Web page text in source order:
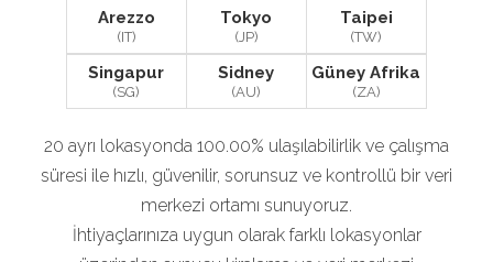
Arezzo
(IT)
Tokyo
(JP)
Taipei
(TW)
Singapur
(SG)
Sidney
(AU)
Güney Afrika
(ZA)
20 ayrı lokasyonda 100.00% ulaşılabilirlik ve çalışma
süresi ile hızlı, güvenilir, sorunsuz ve kontrollü bir veri
merkezi ortamı sunuyoruz.
İhtiyaçlarınıza uygun olarak farklı lokasyonlar